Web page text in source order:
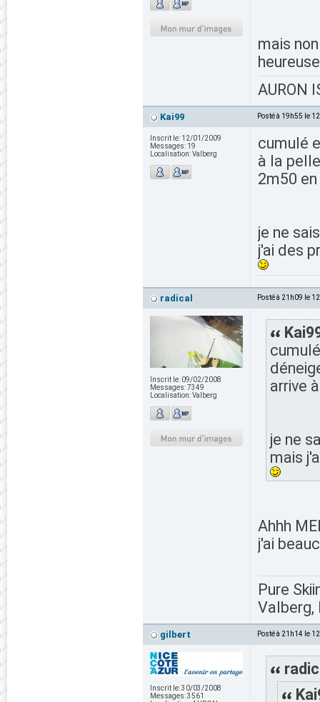
mais
AURON
Kai99 Posté à 19h55 le
Inscrit le: 12/01/2009
Messages: 19
Localisation:Valberg
cumulé
à la
2m50
je ne
j'ai des
radical Posté à 21h09 le
Inscrit le: 09/02/2008
Messages:7349
Localisation:Valberg
arrive
je ne
mais
Ahhh
j'ai
Pure
Valberg,
gilbert Posté à 21h14 le
Inscrit le:30/03/2008
Messages:3561